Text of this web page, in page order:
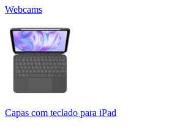
Webcams
Capas com teclado para iPad